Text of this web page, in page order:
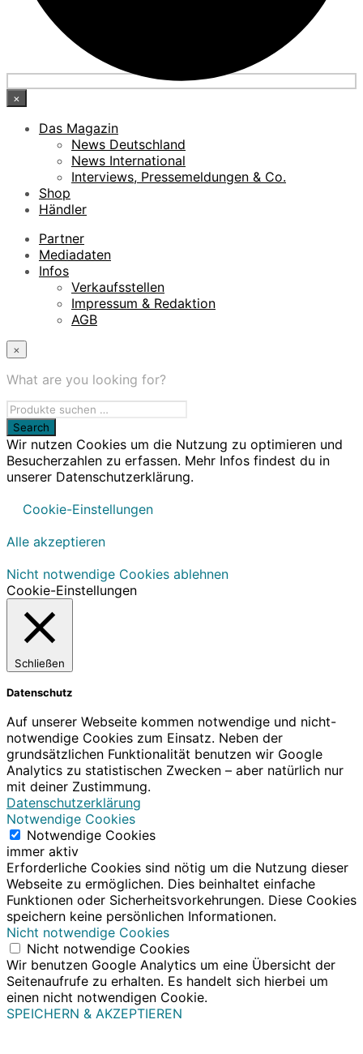
×
Das Magazin
News Deutschland
News International
Interviews, Pressemeldungen & Co.
Shop
Händler
Partner
Mediadaten
Infos
Verkaufsstellen
Impressum & Redaktion
AGB
×
What are you looking for?
Wir nutzen Cookies um die Nutzung zu optimieren und
Besucherzahlen zu erfassen. Mehr Infos findest du in
unserer Datenschutzerklärung.
Cookie-Einstellungen
Alle akzeptieren
Nicht notwendige Cookies ablehnen
Cookie-Einstellungen
Schließen
Datenschutz
Auf unserer Webseite kommen notwendige und nicht-
notwendige Cookies zum Einsatz. Neben der
grundsätzlichen Funktionalität benutzen wir Google
Analytics zu statistischen Zwecken – aber natürlich nur
mit deiner Zustimmung.
Datenschutzerklärung
Notwendige Cookies
Notwendige Cookies
immer aktiv
Erforderliche Cookies sind nötig um die Nutzung dieser
Webseite zu ermöglichen. Dies beinhaltet einfache
Funktionen oder Sicherheitsvorkehrungen. Diese Cookies
speichern keine persönlichen Informationen.
Nicht notwendige Cookies
Nicht notwendige Cookies
Wir benutzen Google Analytics um eine Übersicht der
Seitenaufrufe zu erhalten. Es handelt sich hierbei um
einen nicht notwendigen Cookie.
SPEICHERN & AKZEPTIEREN